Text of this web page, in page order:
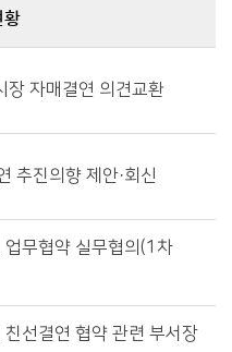
황
자매결연 의견교환
추진의향 제안·회신
무협약 실무협의(1차
선결연 협약 관련 부서장